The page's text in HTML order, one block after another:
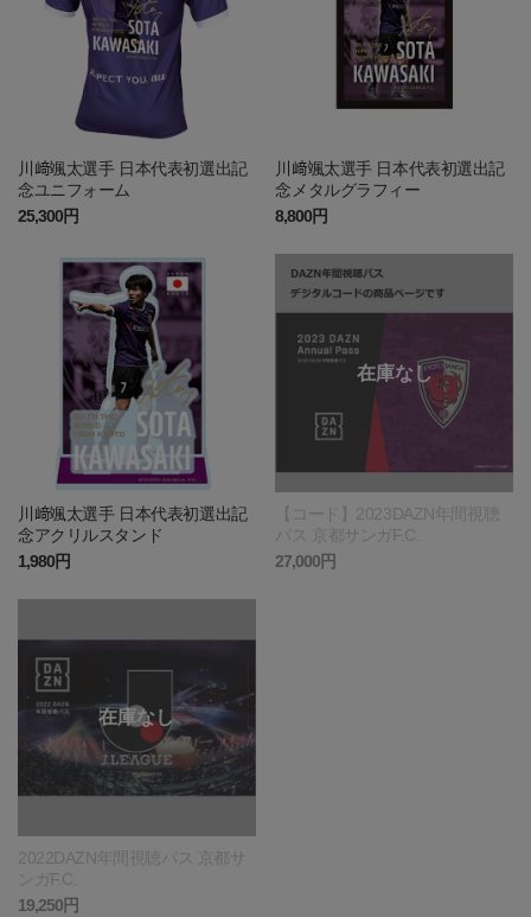
川﨑颯太選手 日本代表初選出記
念ユニフォーム
25,300円
川﨑颯太選手 日本代表初選出記
念メタルグラフィー
8,800円
川﨑颯太選手 日本代表初選出記
念アクリルスタンド
1,980円
【コード】2023DAZN年間視聴
パス 京都サンガF.C.
27,000円
2022DAZN年間視聴パス 京都サ
ンガF.C.
19,250円